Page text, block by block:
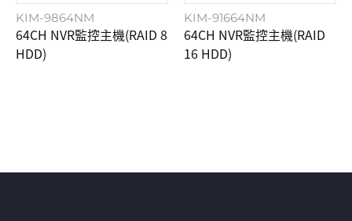
KIM-9864NM
64CH NVR監控主機(RAID 8
HDD)
KIM-91664NM
64CH NVR監控主機(RAID
16 HDD)